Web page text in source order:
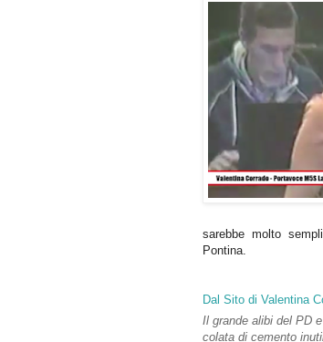
sarebbe molto
Pontina.
Dal Sito di Valentina
Il grande alibi del PD
colata di cemento